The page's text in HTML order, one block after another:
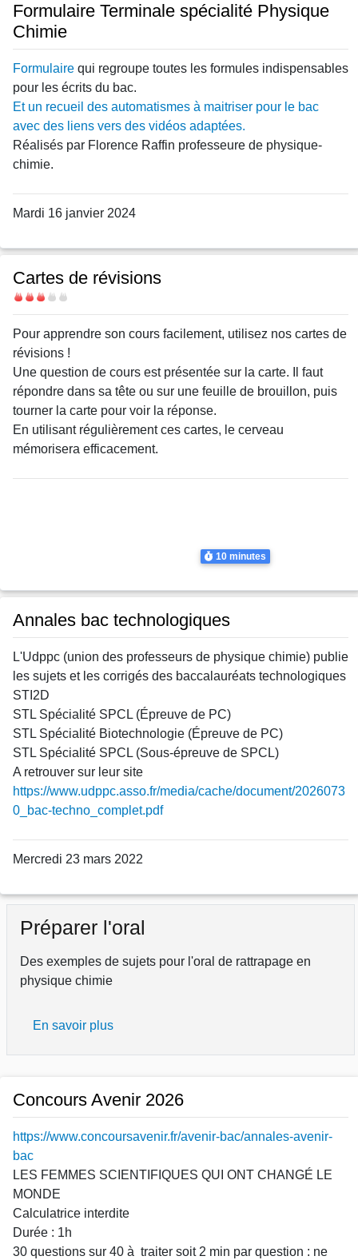
Formulaire Terminale spécialité Physique
Chimie
Formulaire qui regroupe toutes les formules indispensables
pour les écrits du bac.
Et un recueil des automatismes à maitriser pour le bac
avec des liens vers des vidéos adaptées.
Réalisés par Florence Raffin professeure de physique-
chimie.
Mardi 16 janvier 2024
Cartes de révisions
Difficulté
Body
Pour apprendre son cours facilement, utilisez nos cartes de
révisions !
Une question de cours est présentée sur la carte. Il faut
répondre dans sa tête ou sur une feuille de brouillon, puis
tourner la carte pour voir la réponse.
En utilisant régulièrement ces cartes, le cerveau
mémorisera efficacement.
Durée
10 minutes
Annales bac technologiques
L'Udppc (union des professeurs de physique chimie) publie
les sujets et les corrigés des baccalauréats technologiques
STI2D
STL Spécialité SPCL (Épreuve de PC)
STL Spécialité Biotechnologie (Épreuve de PC)
STL Spécialité SPCL (Sous-épreuve de SPCL)
A retrouver sur leur site
https://www.udppc.asso.fr/media/cache/document/2026073
0_bac-techno_complet.pdf
Mercredi 23 mars 2022
Préparer l'oral
Des exemples de sujets pour l'oral de rattrapage en
physique chimie
En savoir plus
Concours Avenir 2026
https://www.concoursavenir.fr/avenir-bac/annales-avenir-
bac
LES FEMMES SCIENTIFIQUES QUI ONT CHANGÉ LE
MONDE
Calculatrice interdite
Durée : 1h
30 questions sur 40 à traiter soit 2 min par question : ne